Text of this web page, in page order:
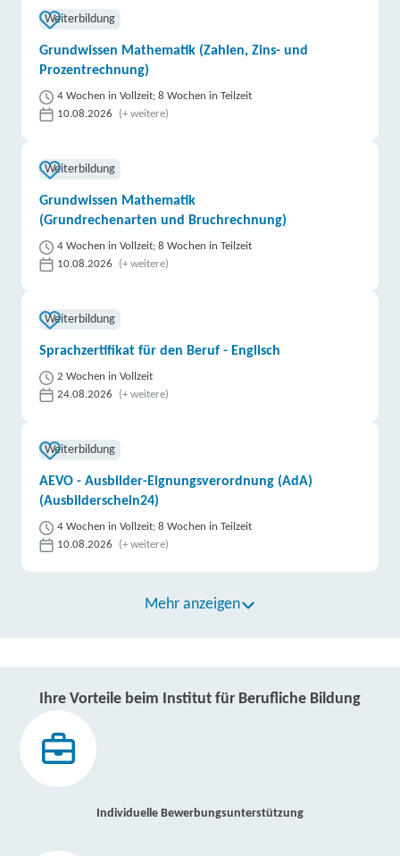
Weiterbildung
Grundwissen Mathematik (Zahlen, Zins- und
Prozentrechnung)
4 Wochen in Vollzeit; 8 Wochen in Teilzeit
10.08.2026
(+ weitere)
Weiterbildung
Grundwissen Mathematik
(Grundrechenarten und Bruchrechnung)
4 Wochen in Vollzeit; 8 Wochen in Teilzeit
10.08.2026
(+ weitere)
Weiterbildung
Sprachzertifikat für den Beruf - Englisch
2 Wochen in Vollzeit
24.08.2026
(+ weitere)
Weiterbildung
AEVO - Ausbilder-Eignungsverordnung (AdA)
(Ausbilderschein24)
4 Wochen in Vollzeit; 8 Wochen in Teilzeit
10.08.2026
(+ weitere)
Mehr anzeigen
Ihre Vorteile beim Institut für Berufliche Bildung
Individuelle Bewerbungsunterstützung